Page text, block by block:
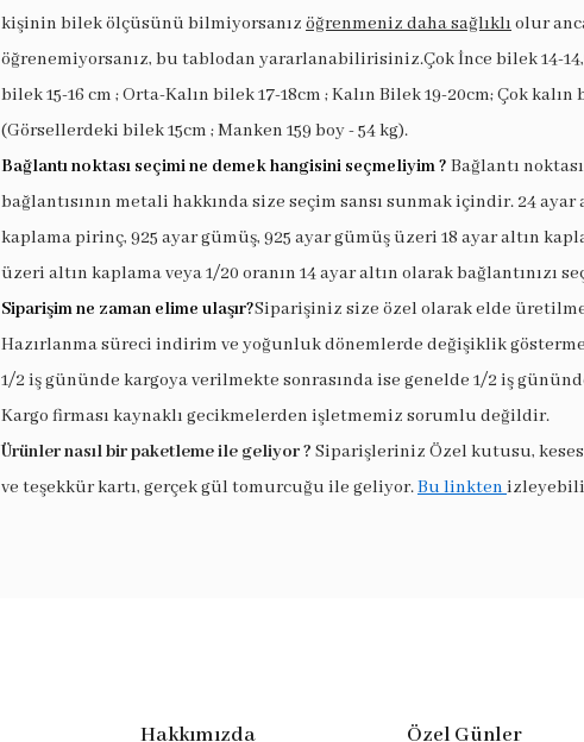
kişinin bilek ölçüsünü bilmiyorsanız öğrenmeniz daha sağlıklı olur
öğrenemiyorsanız, bu tablodan yararlanabilirisiniz.Çok İnce bilek 14-
bilek 15-16 cm ; Orta-Kalın bilek 17-18cm ; Kalın Bilek 19-20cm; Çok kalın
(Görsellerdeki bilek 15cm ; Manken 159 boy - 54 kg).
Bağlantı noktası seçimi ne demek hangisini seçmeliyim ? Bağlantı
bağlantısının metali hakkında size seçim sansı sunmak içindir. 24 ayar
kaplama pirinç, 925 ayar gümüş, 925 ayar gümüş üzeri 18 ayar altın
üzeri altın kaplama veya 1/20 oranın 14 ayar altın olarak bağlantınızı
Siparişim ne zaman elime ulaşır?Siparişiniz size özel olarak elde
Hazırlanma süreci indirim ve yoğunluk dönemlerde değişiklik
1/2 iş gününde kargoya verilmekte sonrasında ise genelde 1/2 iş
Kargo firması kaynaklı gecikmelerden işletmemiz sorumlu değildir.
Ürünler nasıl bir paketleme ile geliyor ? Siparişleriniz Özel kutusu,
ve teşekkür kartı, gerçek gül tomurcuğu ile geliyor.Bu linkten
Hakkımızda Özel Günler